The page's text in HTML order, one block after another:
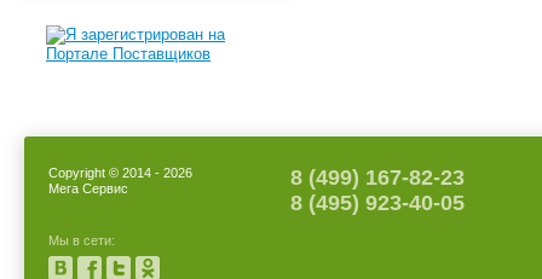
Copyright © 2014 - 2026
Мега Сервис
Мы в сети:
8 (499) 167-82-23
8 (495) 923-40-05